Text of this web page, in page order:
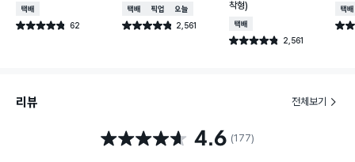
택배배송
별점 4.8점 62
건 작성
택배배송매장픽업오늘배송
별점 4.8점 2,561
건 작성
착형)
택배배송
별점 4.8점 2,561
건 작성
택배
별점
리뷰 전체보기
별점 4.6점 4.6 (177)